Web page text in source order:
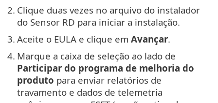
2. Clique duas vezes no arquivo do instalador
do Sensor RD para iniciar a instalação.
3. Aceite o EULA e clique em Avançar.
4. Marque a caixa de seleção ao lado de
Participar do programa de melhoria do
produto para enviar relatórios de
travamento e dados de telemetria